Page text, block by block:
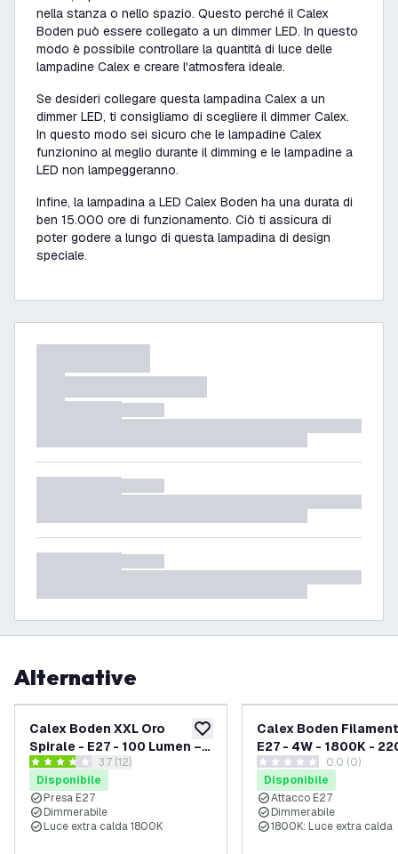
nella stanza o nello spazio. Questo perché il Calex
Boden può essere collegato a un dimmer LED. In questo
modo è possibile controllare la quantità di luce delle
lampadine Calex e creare l'atmosfera ideale.
Se desideri collegare questa lampadina Calex a un
dimmer LED, ti consigliamo di scegliere il dimmer Calex.
In questo modo sei sicuro che le lampadine Calex
funzionino al meglio durante il dimming e le lampadine a
LED non lampeggeranno.
Infine, la lampadina a LED Calex Boden ha una durata di
ben 15.000 ore di funzionamento. Ciò ti assicura di
poter godere a lungo di questa lampadina di design
speciale.
Alternative
aggiungi alla lista desideri
Calex Boden XXL Oro
Spirale - E27 - 100 Lumen –
Oro
apri il cassetto delle recensioni
3.7 stelle di valutazione
3.7 (12)
Disponibile
Presa E27
Dimmerabile
Luce extra calda 1800K
Calex Boden
E27 - 4W - 1800K -
Lumen - Papyrus
0 stelle di valutazione
0.0 (0)
Disponibile
Attacco E27
Dimmerabile
1800K: Luce extra calda